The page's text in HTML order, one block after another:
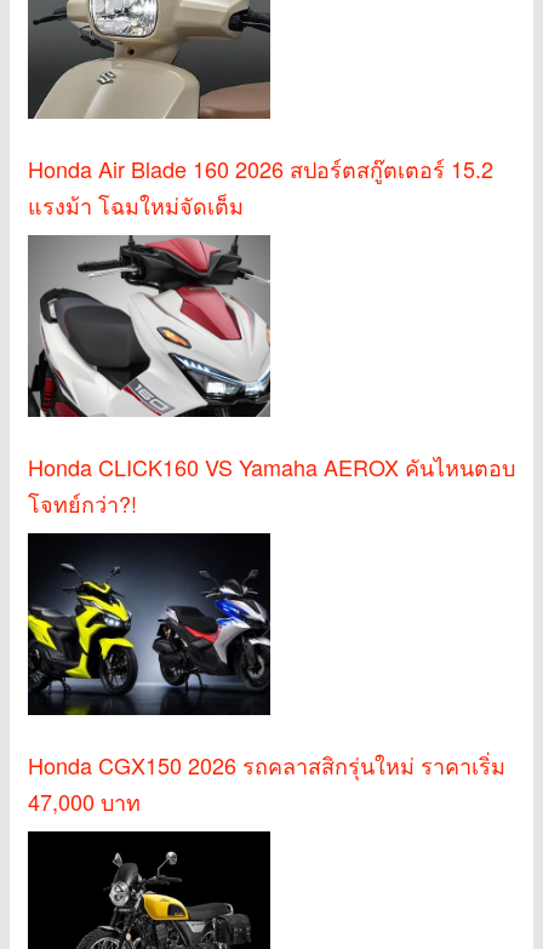
Honda Air Blade 160 2026 สปอร์ตสกู๊ตเตอร์ 15.2
แรงม้า โฉมใหม่จัดเต็ม
Honda CLICK160 VS Yamaha AEROX คันไหนตอบ
โจทย์กว่า?!
Honda CGX150 2026 รถคลาสสิกรุ่นใหม่ ราคาเริ่ม
47,000 บาท